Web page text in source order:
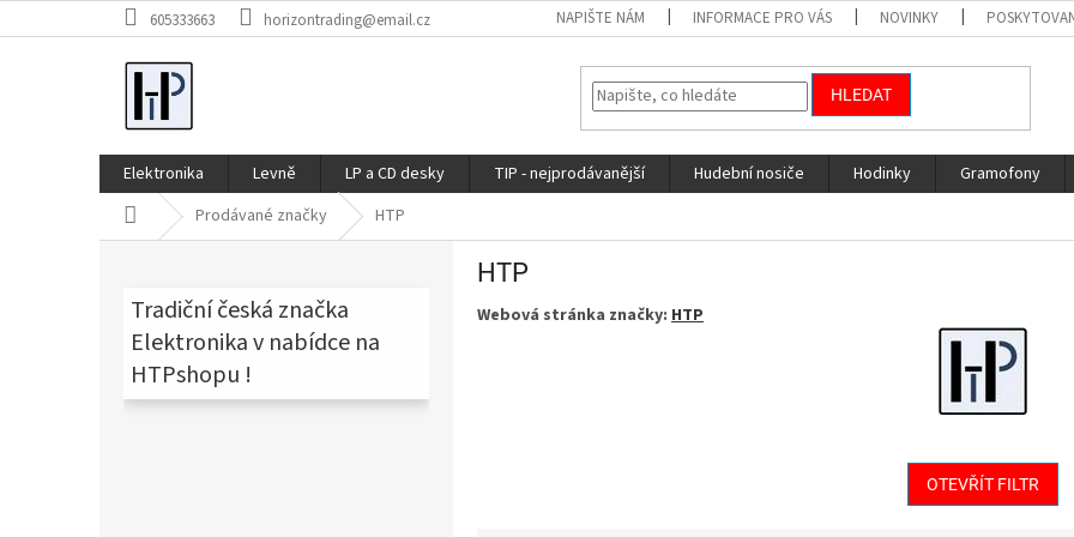
na
605333663 horizontrading@email.cz NAPIŠTE NÁM INFORMACE PRO VÁS NOVINKY
HLEDAT
Elektronika Levně LP a CD desky TIP - nejprodávanější Hudební nosiče Hodinky Gramofony
Domů Prodávané značky HTP
Tradiční česká značka
Elektronika v nabídce na
HTPshopu !
HTP
Webová stránka značky: HTP
OTEVŘÍT FILTR